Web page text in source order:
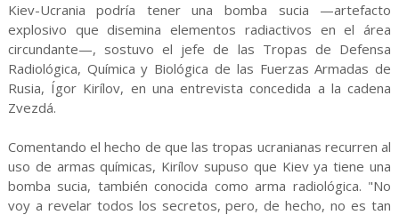
Kiev-Ucrania podría tener una bomba sucia —artefacto
explosivo que disemina elementos radiactivos en el área
circundante—, sostuvo el jefe de las Tropas de Defensa
Radiológica, Química y Biológica de las Fuerzas Armadas de
Rusia, Ígor Kirílov, en una entrevista concedida a la cadena
Zvezdá.
Comentando el hecho de que las tropas ucranianas recurren al
uso de armas químicas, Kirílov supuso que Kiev ya tiene una
bomba sucia, también conocida como arma radiológica. "No
voy a revelar todos los secretos, pero, de hecho, no es tan